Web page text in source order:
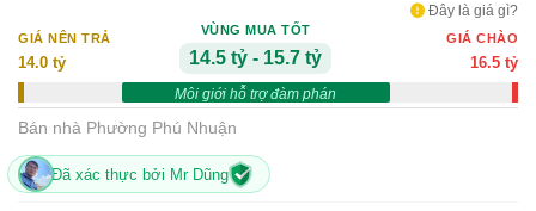
Đây là giá gì?
GIÁ NÊN TRẢ
14.0 tỷ
VÙNG MUA TỐT
14.5 tỷ - 15.7 tỷ
Môi giới hỗ trợ đàm phán
GIÁ CHÀO
16.5 tỷ
Bán nhà Phường Phú Nhuận
Đã xác thực bởi Mr Dũng